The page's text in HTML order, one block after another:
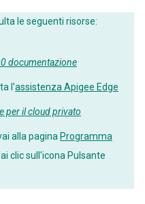
le seguenti risorse:
documentazione
l'assistenza Apigee Edge
per il cloud privato
alla pagina Programma
clic sull'icona Pulsante